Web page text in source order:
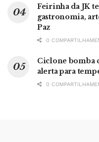
Feirinha da JK
gastronomia,
Paz
0
Ciclone bomba
alerta para
0